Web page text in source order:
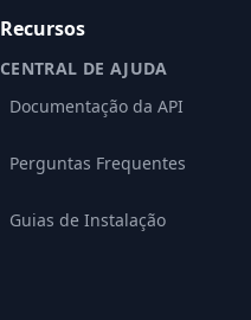
Recursos
CENTRAL DE AJUDA
Documentação da API
Perguntas Frequentes
Guias de Instalação